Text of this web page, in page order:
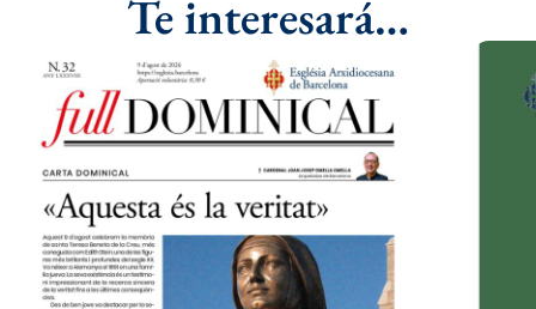
Te interesará…